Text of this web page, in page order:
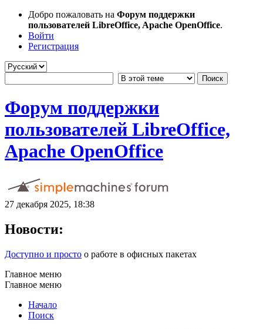
Добро пожаловать на Форум поддержки
пользователей LibreOffice, Apache OpenOffice.
Войти
Регистрация
Форум поддержки
пользователей LibreOffice,
Apache OpenOffice
27 декабря 2025, 18:38
Новости:
Доступно и просто о работе в офисных пакетах
Главное меню
Главное меню
Начало
Поиск